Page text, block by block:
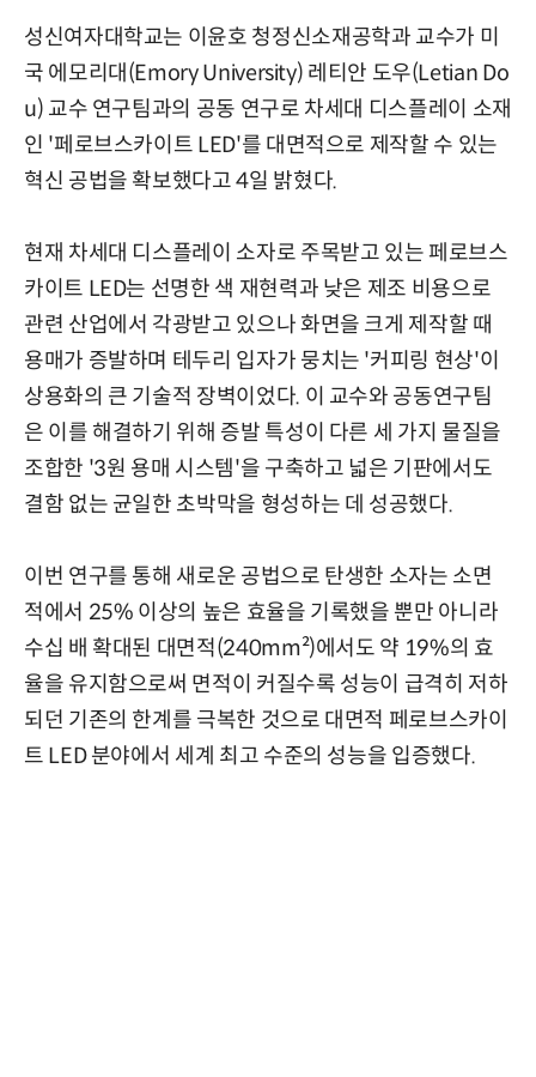
성신여자대학교는 이윤호 청정신소재공학과 교수가 미
국 에모리대(Emory University) 레티안 도우(Letian Do
u) 교수 연구팀과의 공동 연구로 차세대 디스플레이 소재
인 '페로브스카이트 LED'를 대면적으로 제작할 수 있는
혁신 공법을 확보했다고 4일 밝혔다.
현재 차세대 디스플레이 소자로 주목받고 있는 페로브스
카이트 LED는 선명한 색 재현력과 낮은 제조 비용으로
관련 산업에서 각광받고 있으나 화면을 크게 제작할 때
용매가 증발하며 테두리 입자가 뭉치는 '커피링 현상'이
상용화의 큰 기술적 장벽이었다. 이 교수와 공동연구팀
은 이를 해결하기 위해 증발 특성이 다른 세 가지 물질을
조합한 '3원 용매 시스템'을 구축하고 넓은 기판에서도
결함 없는 균일한 초박막을 형성하는 데 성공했다.
이번 연구를 통해 새로운 공법으로 탄생한 소자는 소면
적에서 25% 이상의 높은 효율을 기록했을 뿐만 아니라
수십 배 확대된 대면적(240mm²)에서도 약 19%의 효
율을 유지함으로써 면적이 커질수록 성능이 급격히 저하
되던 기존의 한계를 극복한 것으로 대면적 페로브스카이
트 LED 분야에서 세계 최고 수준의 성능을 입증했다.